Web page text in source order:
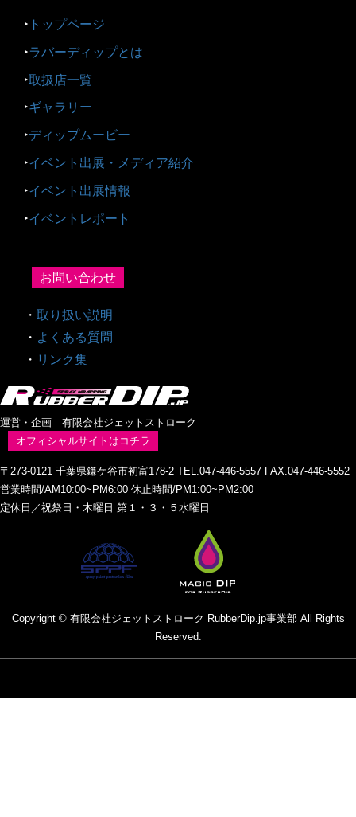
‣ トップページ
‣ラバーディップとは
‣取扱店一覧
‣ギャラリー
‣ディップムービー
‣イベント出展・メディア紹介
‣イベント出展情報
‣イベントレポート
お問い合わせ
・ 取り扱い説明
・ よくある質問
・ リンク集
運営・企画 有限会社ジェットストローク
オフィシャルサイトはコチラ
〒273-0121 千葉県鎌ケ谷市初富178-2 TEL.047-446-5557 FAX.047-446-5552
営業時間/AM10:00~PM6:00 休止時間/PM1:00~PM2:00
定休日／祝祭日・木曜日 第１・３・５水曜日
Copyright © 有限会社ジェットストローク RubberDip.jp事業部 All Rights
Reserved.